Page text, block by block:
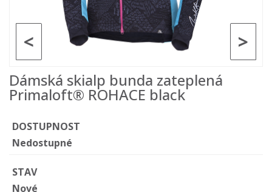
>
<
Dámská skialp bunda zateplená
Primaloft® ROHACE black
DOSTUPNOST
Nedostupné
STAV
Nové